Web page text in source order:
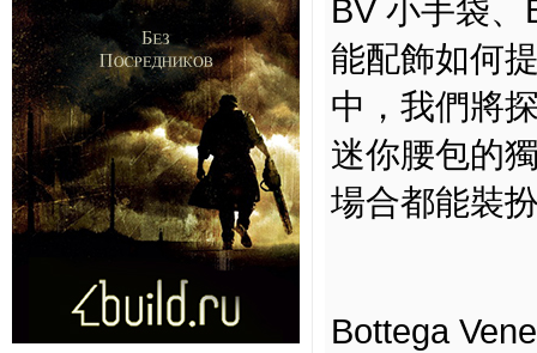
BV 小手袋
能配飾如何
中，我們將
迷你腰包的
場合都能裝
Bottega